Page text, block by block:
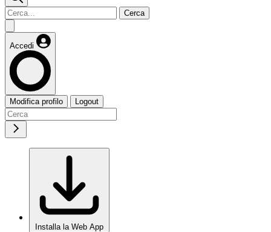
Cerca
Accedi
Modifica profilo Logout
Installa la Web App